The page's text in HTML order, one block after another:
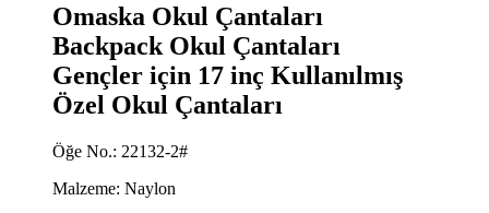
Omaska ​​Okul Çantaları
Backpack Okul Çantaları
Gençler için 17 inç Kullanılmış
Özel Okul Çantaları
Öğe No.: 22132-2#
Malzeme: Naylon